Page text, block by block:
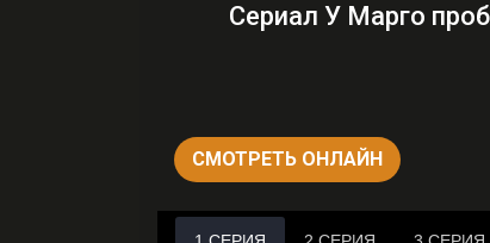
Сериал У Марго
СМОТРЕТЬ ОНЛАЙН